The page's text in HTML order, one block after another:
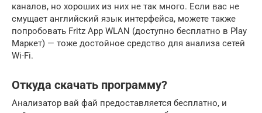
каналов, но хороших из них не так много. Если вас не
смущает английский язык интерфейса, можете также
попробовать Fritz App WLAN (доступно бесплатно в Play
Маркет) — тоже достойное средство для анализа сетей
Wi-Fi.
Откуда скачать программу?
Анализатор вай фай предоставляется бесплатно, и